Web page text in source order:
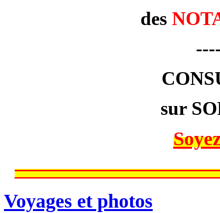
des
sur
Voyages et photos